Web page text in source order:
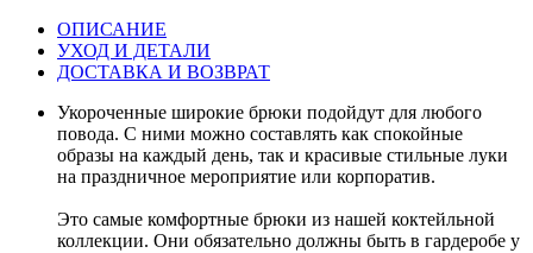
ОПИСАНИЕ
УХОД И ДЕТАЛИ
ДОСТАВКА И ВОЗВРАТ
Укороченные широкие брюки подойдут для любого
повода. С ними можно составлять как спокойные
образы на каждый день, так и красивые стильные луки
на праздничное мероприятие или корпоратив.
Это самые комфортные брюки из нашей коктейльной
коллекции. Они обязательно должны быть в гардеробе у